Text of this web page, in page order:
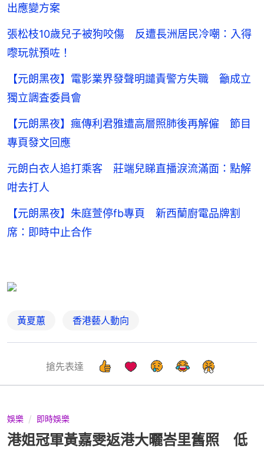
出應變方案
張松枝10歲兒子被狗咬傷 反遭長洲居民冷嘲：入得
嚟玩就預咗！
【元朗黑夜】電影業界發聲明譴責警方失職 籲成立
獨立調査委員會
【元朗黑夜】瘋傳利君雅遭高層照肺後再解僱 節目
專頁發文回應
元朗白衣人追打乘客 莊端兒睇直播淚流滿面：點解
咁去打人
【元朗黑夜】朱庭萱停fb專頁 新西蘭廚電品牌割
席：即時中止合作
黃夏蕙 香港藝人動向
搶先表達
娛樂 即時娛樂
港姐冠軍黃嘉雯返港大曬峇里舊照 低